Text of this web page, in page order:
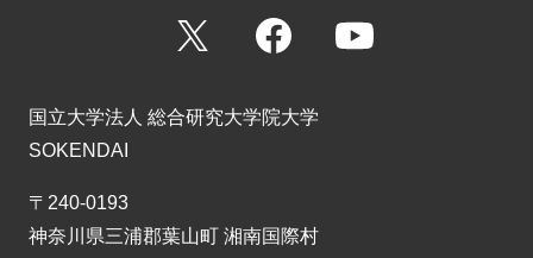
Facebook
国立大学法人 総合研究大学院大学
SOKENDAI
〒240-0193
神奈川県三浦郡葉山町 湘南国際村